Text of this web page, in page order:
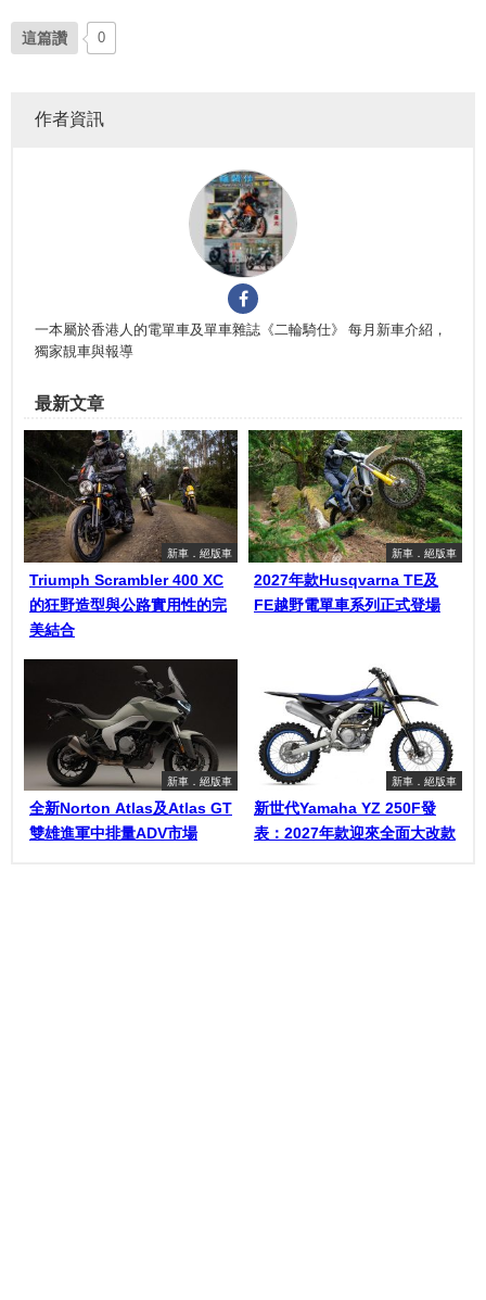
這篇讚 0
作者資訊
一本屬於香港人的電單車及單車雜誌《二輪騎仕》 每月新車介紹，
獨家靚車與報導
最新文章
新車．絕版車
Triumph Scrambler 400 XC
的狂野造型與公路實用性的完
美結合
新車．絕版車
2027年款Husqvarna TE及
FE越野電單車系列正式登場
新車．絕版車
全新Norton Atlas及Atlas GT
雙雄進軍中排量ADV市場
新車．絕版車
新世代Yamaha YZ 250F發
表：2027年款迎來全面大改款